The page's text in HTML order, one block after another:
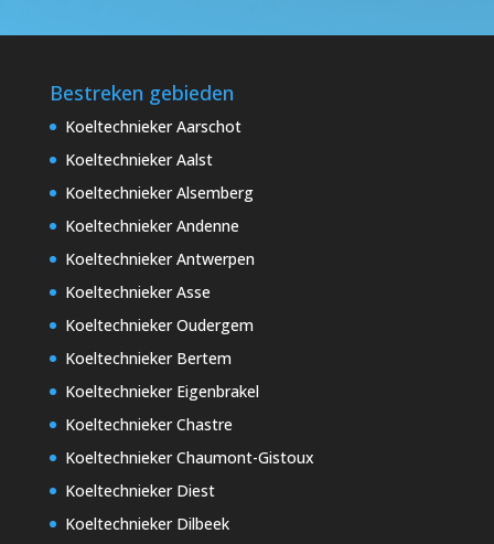
Bestreken gebieden
Koeltechnieker Aarschot
Koeltechnieker Aalst
Koeltechnieker Alsemberg
Koeltechnieker Andenne
Koeltechnieker Antwerpen
Koeltechnieker Asse
Koeltechnieker Oudergem
Koeltechnieker Bertem
Koeltechnieker Eigenbrakel
Koeltechnieker Chastre
Koeltechnieker Chaumont-Gistoux
Koeltechnieker Diest
Koeltechnieker Dilbeek